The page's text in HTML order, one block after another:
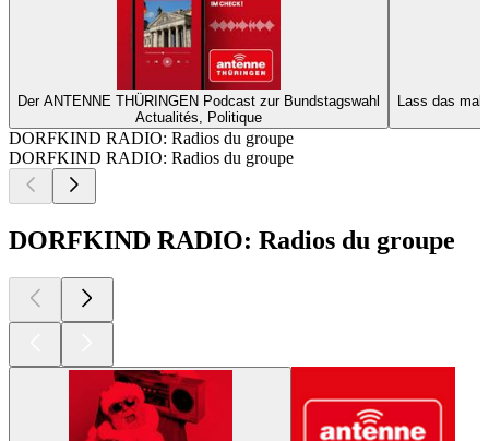
Der ANTENNE THÜRINGEN Podcast zur Bundstagswahl
Actualités, Politique
Lass das
DORFKIND RADIO: Radios du groupe
DORFKIND RADIO: Radios du groupe
DORFKIND RADIO: Radios du groupe